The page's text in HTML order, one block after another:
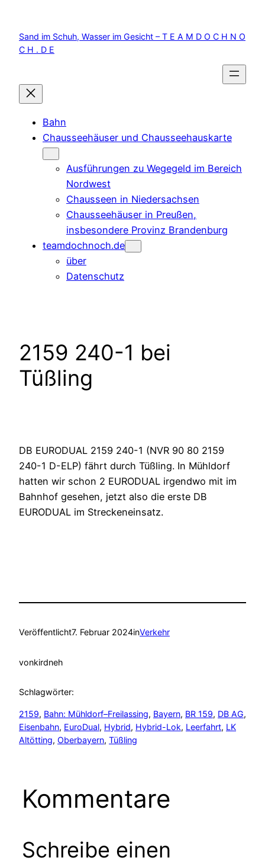
springen
Sand im Schuh, Wasser im Gesicht – T E A M D O C H N O
C H . D E
Bahn
Chausseehäuser und Chausseehauskarte
Ausführungen zu Wegegeld im Bereich
Nordwest
Chausseen in Niedersachsen
Chausseehäuser in Preußen,
insbesondere Provinz Brandenburg
teamdochnoch.de
über
Datenschutz
2159 240-1 bei
Tüßling
DB EURODUAL 2159 240-1 (NVR 90 80 2159
240-1 D-ELP) fährt durch Tüßling. In Mühldorf
hatten wir schon 2 EURODUAL irgendwo mit im
Bahnhof gesehen, jetzt also die erste DB
EURODUAL im Streckeneinsatz.
Veröffentlicht7. Februar 2024inVerkehr
vonkirdneh
Schlagwörter:
2159, Bahn: Mühldorf–Freilassing, Bayern, BR 159, DB AG
Eisenbahn, EuroDual, Hybrid, Hybrid-Lok, Leerfahrt, LK
Altötting, Oberbayern, Tüßling
Kommentare
Schreibe einen